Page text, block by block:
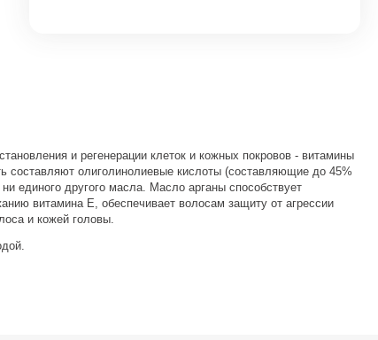
и регенерации клеток и кожных покровов - витамины
олиголинолиевые кислоты (составляющие до 45%
единого другого масла. Масло арганы способствует
витамина Е, обеспечивает волосам защиту от агрессии
и кожей головы.